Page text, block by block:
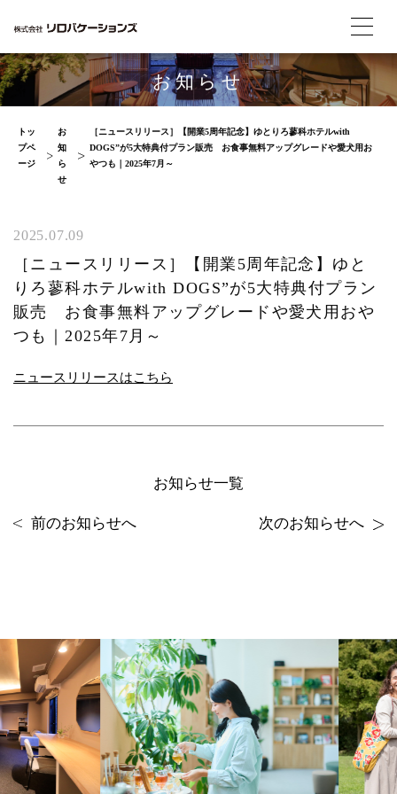
お知らせ
トッ
プペ
ージ
お
知
ら
せ
［ニュースリリース］【開業5周年記念】ゆとりろ蓼科ホテルwith
DOGS”が5大特典付プラン販売 お食事無料アップグレードや愛犬用お
やつも｜2025年7月～
2025.07.09
［ニュースリリース］【開業5周年記念】ゆと
りろ蓼科ホテルwith DOGS”が5大特典付プラン
販売 お食事無料アップグレードや愛犬用おや
つも｜2025年7月～
ニュースリリースはこちら
前のお知らせへ
お知らせ一覧
次のお知らせへ